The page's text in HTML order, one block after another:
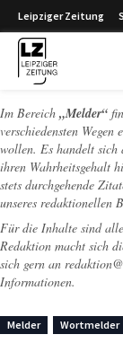
Leipziger Zeitung
Im Bereich „Melder“
verschiedensten
wollen. Es handelt
ihren Wahrheitsgehalt
stets durchgehende
unseres redaktionellen
Für die Inhalte sind
Redaktion macht sich
sich gern an
Informationen.
Melder Wortmelder